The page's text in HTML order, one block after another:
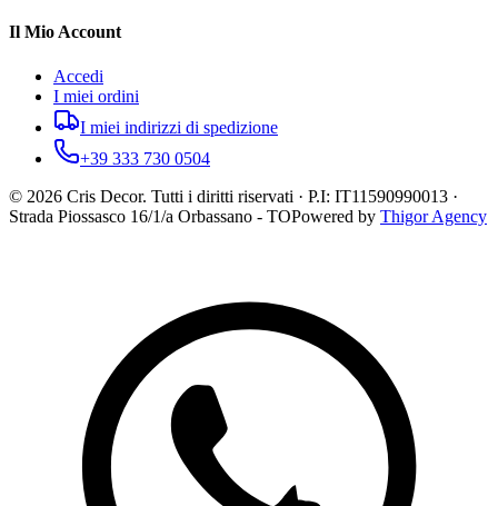
Il Mio Account
Accedi
I miei ordini
I miei indirizzi di spedizione
+39 333 730 0504
© 2026 Cris Decor. Tutti i diritti riservati · P.I: IT11590990013 ·
Strada Piossasco 16/1/a Orbassano - TOPowered by Thigor Agency